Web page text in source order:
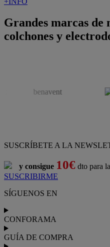
Grandes marcas de
colchones y
SUSCRÍBETE A LA
y consigue 10€ dto para
SUSCRIBIRME
SÍGUENOS EN
CONFORAMA
GUÍA DE COMPRA